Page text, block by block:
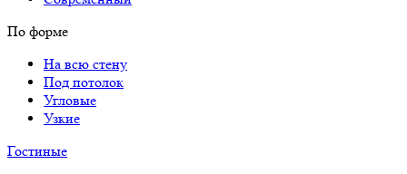
По форме
На всю стену
Под потолок
Угловые
Узкие
Гостиные